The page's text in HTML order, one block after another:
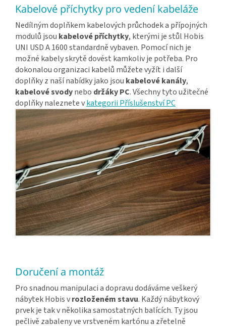
Kabelové příchytky pro vedení kabeláže
Nedílným doplňkem kabelových průchodek a přípojných
modulů jsou kabelové příchytky, kterými je stůl Hobis
UNI USD A 1600 standardně vybaven. Pomocí nich je
možné kabely skrytě dovést kamkoliv je potřeba. Pro
dokonalou organizaci kabelů můžete vyžít i další
doplňky z naší nabídky jako jsou kabelové kanály,
kabelové svodynebo držáky PC. Všechny tyto užitečné
doplňky naleznete vkategorii Příslušenství PC
Doručení a montáž
Pro snadnou manipulaci a dopravu dodáváme veškerý
nábytek Hobis vrozloženém stavu. Každý nábytkový
prvek je tak v několika samostatných balících. Ty jsou
pečlivě zabaleny ve vrstveném kartónu a zřetelně